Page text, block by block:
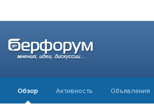
Обзор Активность Объявления